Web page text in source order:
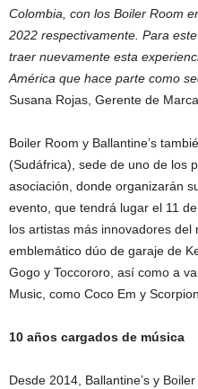
Colombia, con los Boiler Room
2022 respectivamente. Para
traer nuevamente esta
América que hace parte como
Susana Rojas, Gerente de
Boiler Room y Ballantine’s
(Sudáfrica), sede de uno de los
asociación, donde organizarán
evento, que tendrá lugar el 11
los artistas más innovadores
emblemático dúo de garaje de
Gogo y Toccororo, así como a
Music, como Coco Em y
10 años cargados de música
Desde 2014, Ballantine’s y